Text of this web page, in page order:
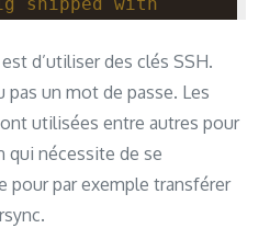
where
them commented.
override the
*.conf
d’utiliser des clés SSH.
pas un mot de passe. Les
utilisées entre autres pour
qui nécessite de se
pour par exemple transférer